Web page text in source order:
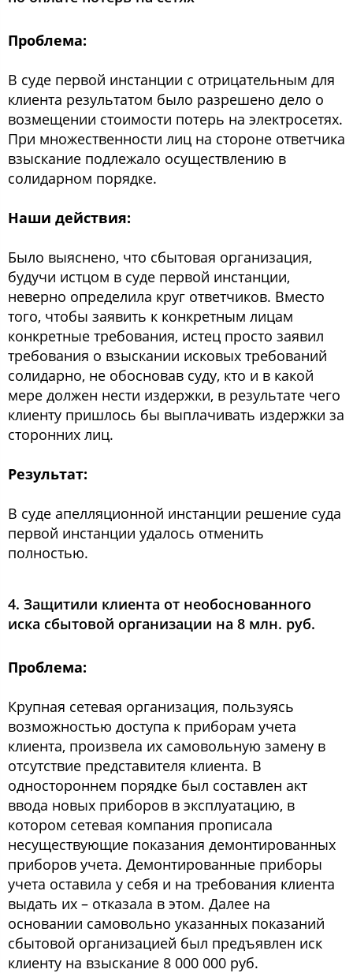
Проблема:
В суде первой инстанции с отрицательным для
клиента результатом было разрешено дело о
возмещении стоимости потерь на электросетях.
При множественности лиц на стороне ответчика
взыскание подлежало осуществлению в
солидарном порядке.
Наши действия:
Было выяснено, что сбытовая организация,
будучи истцом в суде первой инстанции,
неверно определила круг ответчиков. Вместо
того, чтобы заявить к конкретным лицам
конкретные требования, истец просто заявил
требования о взыскании исковых требований
солидарно, не обосновав суду, кто и в какой
мере должен нести издержки, в результате чего
клиенту пришлось бы выплачивать издержки за
сторонних лиц.
Результат:
В суде апелляционной инстанции решение суда
первой инстанции удалось отменить
полностью.
4. Защитили клиента от необоснованного
иска сбытовой организации на 8 млн. руб.
Проблема:
Крупная сетевая организация, пользуясь
возможностью доступа к приборам учета
клиента, произвела их самовольную замену в
отсутствие представителя клиента. В
одностороннем порядке был составлен акт
ввода новых приборов в эксплуатацию, в
котором сетевая компания прописала
несуществующие показания демонтированных
приборов учета. Демонтированные приборы
учета оставила у себя и на требования клиента
выдать их – отказала в этом. Далее на
основании самовольно указанных показаний
сбытовой организацией был предъявлен иск
клиенту на взыскание 8 000 000 руб.